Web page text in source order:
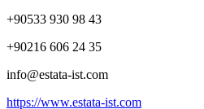
+90533 930 98 43
+90216 606 24 35
info@estata-ist.com
https://www.estata-ist.com